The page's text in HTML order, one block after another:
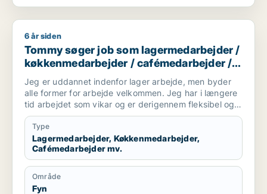
Tommy søger job som lagermedarbejder /
6 år siden
Tommy søger job som lagermedarbejder /
køkkenmedarbejder / cafémedarbejder /
butiksmedarbejder / ufaglært
Jeg er uddannet indenfor lager arbejde, men byder
alle former for arbejde velkommen. Jeg har i længere
tid arbejdet som vikar og er derigennem fleksibel og
omstillingsparat. Jeg glædes over veludført arbejde
og arbejder også gerne aften og nat.
Type
Lagermedarbejder, Køkkenmedarbejder,
Cafémedarbejder mv.
Område
Fyn